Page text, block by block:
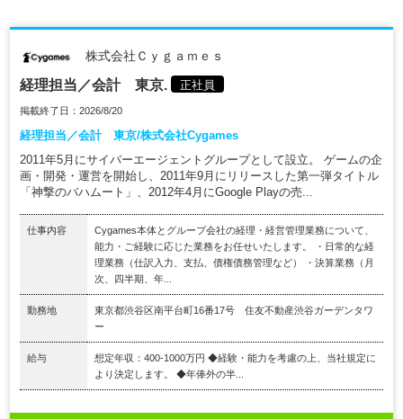
株式会社Ｃｙｇａｍｅｓ
経理担当／会計 東京. 正社員
掲載終了日：2026/8/20
経理担当／会計 東京/株式会社Cygames
2011年5月にサイバーエージェントグループとして設立。 ゲームの企
画・開発・運営を開始し、2011年9月にリリースした第一弾タイトル
「神撃のバハムート」、2012年4月にGoogle Playの売...
仕事内容
Cygames本体とグループ会社の経理・経営管理業務について、
能力・ご経験に応じた業務をお任せいたします。 ・日常的な経
理業務（仕訳入力、支払、債権債務管理など） ・決算業務（月
次、四半期、年...
勤務地
東京都渋谷区南平台町16番17号 住友不動産渋谷ガーデンタワ
ー
給与
想定年収：400-1000万円 ◆経験・能力を考慮の上、当社規定に
より決定します。 ◆年俸外の半...